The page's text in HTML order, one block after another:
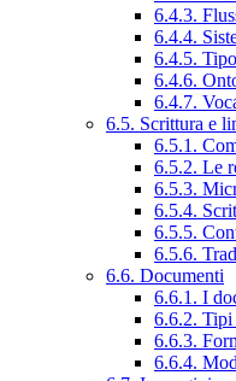
6.4.3.
6.4.4.
6.4.5.
6.4.6.
6.4.7.
6.5. Scrittura e
6.5.1.
6.5.2. Le
6.5.3.
6.5.4.
6.5.5.
6.5.6.
6.6. Documenti
6.6.1. I
6.6.2. Tipi
6.6.3.
6.6.4.